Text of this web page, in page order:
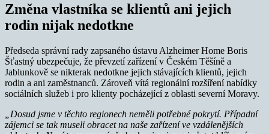
Změna vlastníka se klientů ani jejich
rodin nijak nedotkne
Předseda správní rady zapsaného ústavu Alzheimer Home Boris
Šťastný ubezpečuje, že převzetí zařízení v Českém Těšíně a
Jablunkově se nikterak nedotkne jejich stávajících klientů, jejich
rodin a ani zaměstnanců. Zároveň vítá regionální rozšíření nabídky
sociálních služeb i pro klienty pocházející z oblasti severní Moravy.
„Dosud jsme v těchto regionech neměli potřebnépokrytí. Případní
zájemci se tak museli obracet na naše zařízení ve vzdálenějších